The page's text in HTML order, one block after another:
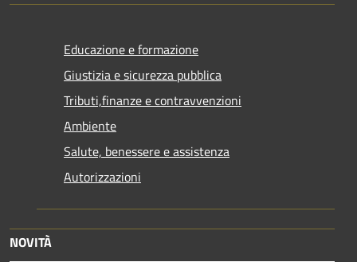
Educazione e formazione
Giustizia e sicurezza pubblica
Tributi,finanze e contravvenzioni
Ambiente
Salute, benessere e assistenza
Autorizzazioni
NOVITÀ